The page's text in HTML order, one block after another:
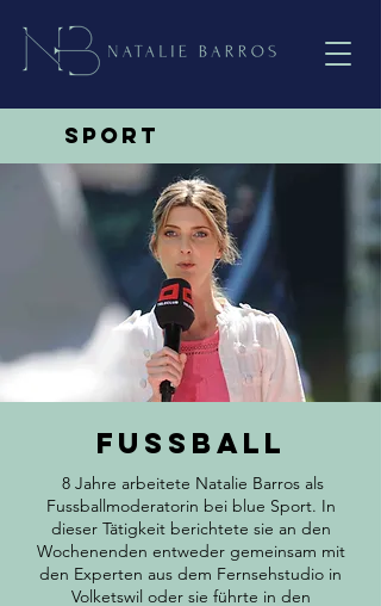
Sport
Fussball
8 Jahre arbeitete Natalie Barros als
Fussballmoderatorin bei blue Sport. In
dieser Tätigkeit berichtete sie an den
Wochenenden entweder gemeinsam mit
den Experten aus dem Fernsehstudio in
Volketswil oder sie führte in den